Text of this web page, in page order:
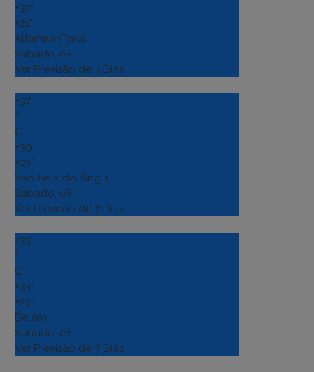
+37°
+21°
Altamira (Para)
Sábado, 08
Ver Previsão de 7 Dias
+37
°
C
+39°
+23°
Sao Felix do Xingu
Sábado, 08
Ver Previsão de 7 Dias
+33
°
C
+33°
+23°
Belém
Sábado, 08
Ver Previsão de 7 Dias